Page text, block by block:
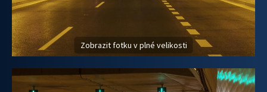
Zobrazit fotku v plné velikosti